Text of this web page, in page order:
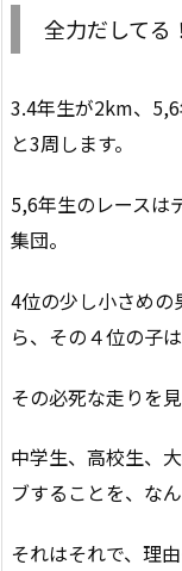
全力だしてる！
3.4年生が2km、
と3周します。
5,6年生のレースは
集団。
4位の少し小さめの
ら、その４位の子
その必死な走りを
中学生、高校生、
ブすることを、な
それはそれで、理